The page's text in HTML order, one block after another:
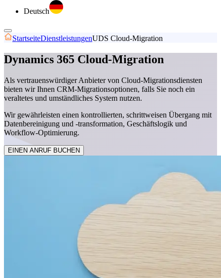
Deutsch
StartseiteDienstleistungenUDS Cloud-Migration
Dynamics 365 Cloud-Migration
Als vertrauenswürdiger Anbieter von Cloud-Migrationsdiensten
bieten wir Ihnen CRM-Migrationsoptionen, falls Sie noch ein
veraltetes und umständliches System nutzen.
Wir gewährleisten einen kontrollierten, schrittweisen Übergang mit
Datenbereinigung und -transformation, Geschäftslogik und
Workflow-Optimierung.
EINEN ANRUF BUCHEN